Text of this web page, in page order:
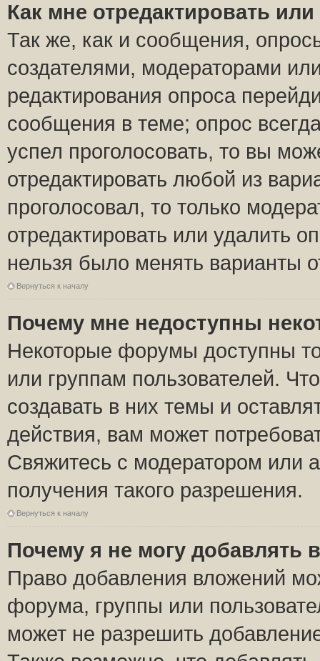
Как мне отредактировать
Так же, как и сообщения,
создателями, модераторами
редактирования опроса
сообщения в теме; опрос
успел проголосовать, то вы
отредактировать любой из
проголосовал, то только
отредактировать или удалить
нельзя было менять варианты
Вернуться к началу
Почему мне недоступны
Некоторые форумы доступны
или группам пользователей.
создавать в них темы и
действия, вам может
Свяжитесь с модератором или
получения такого разрешения.
Вернуться к началу
Почему я не могу добавлять
Право добавления вложений
форума, группы или
может не разрешить